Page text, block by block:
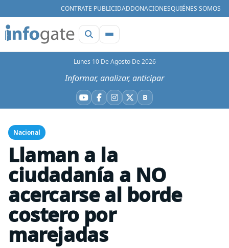
CONTRATE PUBLICIDADDONACIONESQUIÉNES SOMOS
Lunes 10 De Agosto De 2026
Informar, analizar, anticipar
YouTube
Facebook
Instagram
X BBluesky
Nacional
Llaman a la
ciudadanía a NO
acercarse al borde
costero por
marejadas